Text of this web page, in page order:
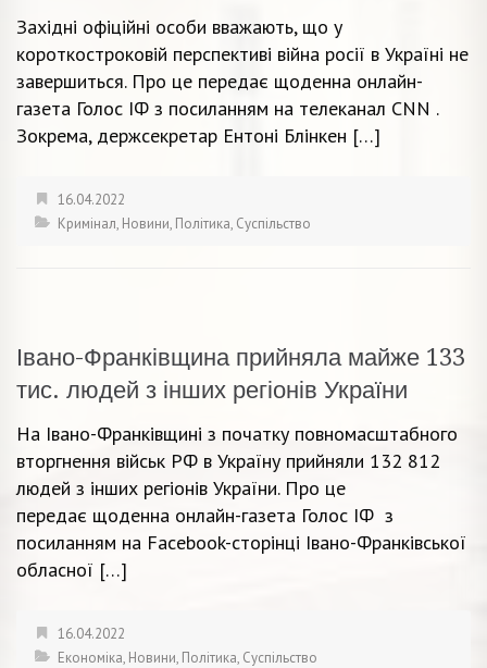
Західні офіційні особи вважають, що у
короткостроковій перспективі війна росії в Україні не
завершиться. Про це передає щоденна онлайн-
газета Голос ІФ з посиланням на телеканал CNN .
Зокрема, держсекретар Ентоні Блінкен […]
16.04.2022
Кримінал, Новини, Політика, Суспільство
Івано-Франківщина прийняла майже 133
тис. людей з інших регіонів України
На Івано-Франківщині з початку повномасштабного
вторгнення військ РФ в Україну прийняли 132 812
людей з інших регіонів України. Про це
передає щоденна онлайн-газета Голос ІФ з
посиланням на Facebook-сторінці Івано-Франківської
обласної […]
16.04.2022
Економіка, Новини, Політика, Суспільство